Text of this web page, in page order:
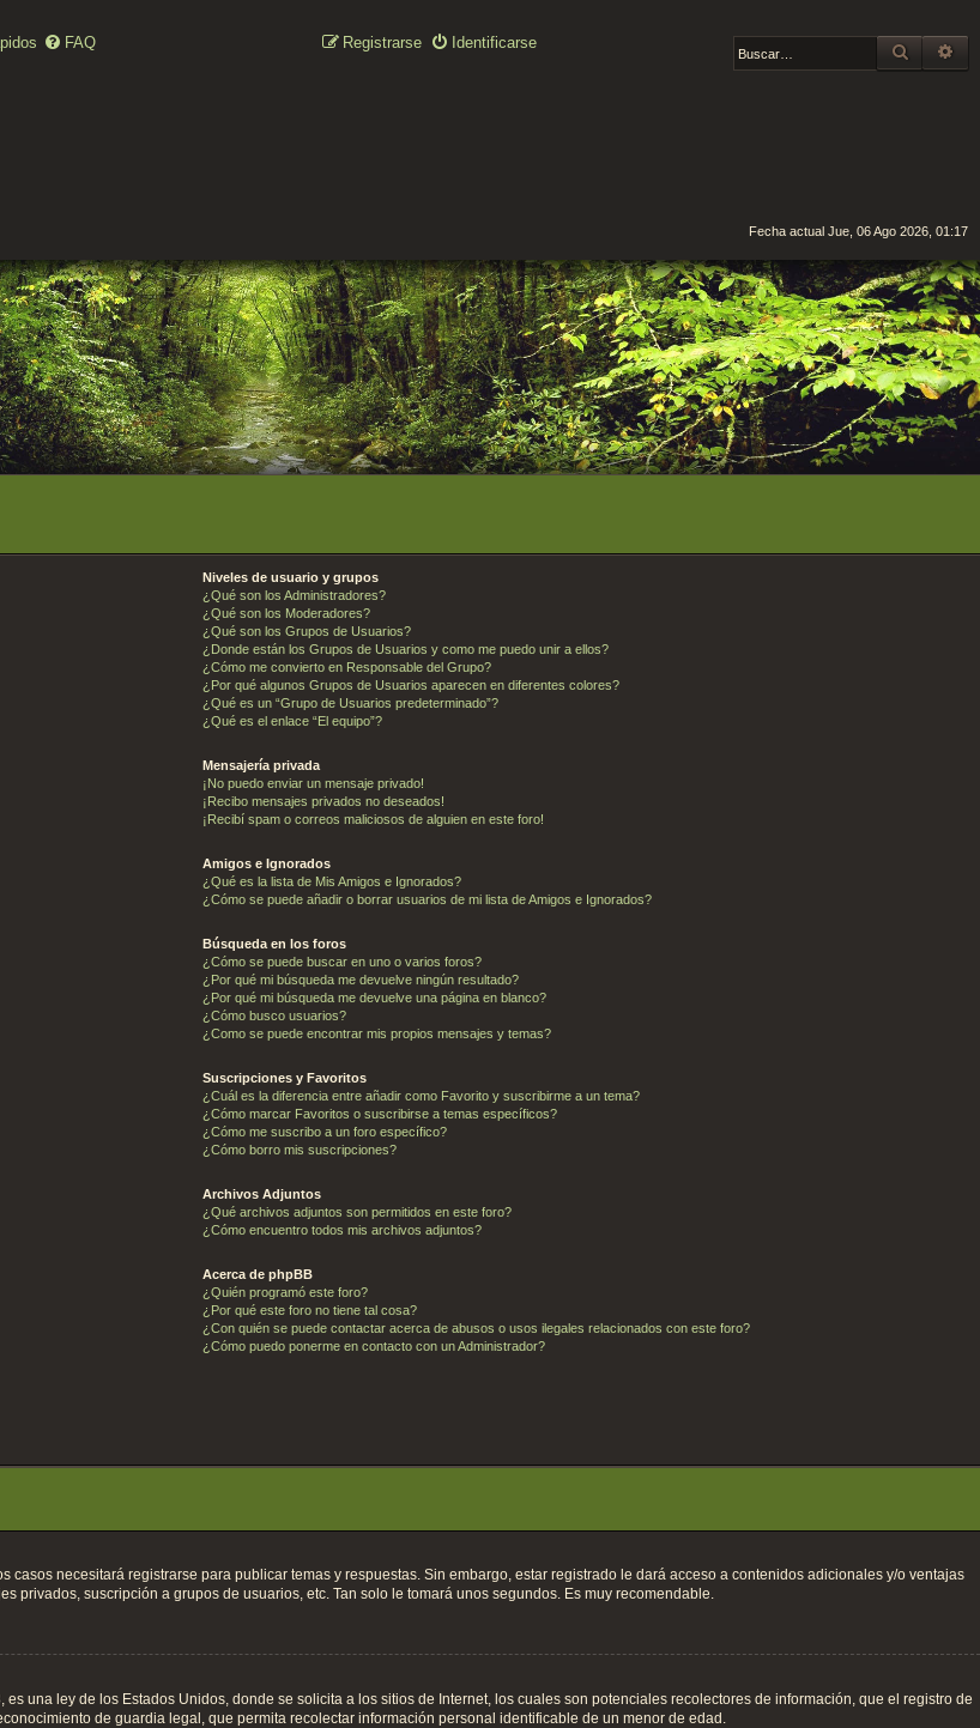
FAQ Identificarse
Registrarse BUSCAR
Fecha actual Jue, 06 Ago 2026, 01:17
Niveles de usuario y grupos
¿Qué son los Administradores?
¿Qué son los Moderadores?
¿Qué son los Grupos de Usuarios?
¿Donde están los Grupos de Usuarios y como me puedo unir a ellos?
¿Cómo me convierto en Responsable del Grupo?
¿Por qué algunos Grupos de Usuarios aparecen en diferentes colores?
¿Qué es un “Grupo de Usuarios predeterminado”?
¿Qué es el enlace “El equipo”?
Mensajería privada
¡No puedo enviar un mensaje privado!
¡Recibo mensajes privados no deseados!
¡Recibí spam o correos maliciosos de alguien en este foro!
Amigos e Ignorados
¿Qué es la lista de Mis Amigos e Ignorados?
¿Cómo se puede añadir o borrar usuarios de mi lista de Amigos e Ignorados?
Búsqueda en los foros
¿Cómo se puede buscar en uno o varios foros?
¿Por qué mi búsqueda me devuelve ningún resultado?
¿Por qué mi búsqueda me devuelve una página en blanco?
¿Cómo busco usuarios?
¿Como se puede encontrar mis propios mensajes y temas?
Suscripciones y Favoritos
¿Cuál es la diferencia entre añadir como Favorito y suscribirme a un tema?
¿Cómo marcar Favoritos o suscribirse a temas específicos?
¿Cómo me suscribo a un foro específico?
¿Cómo borro mis suscripciones?
Archivos Adjuntos
¿Qué archivos adjuntos son permitidos en este foro?
¿Cómo encuentro todos mis archivos adjuntos?
Acerca de phpBB
¿Quién programó este foro?
¿Por qué este foro no tiene tal cosa?
¿Con quién se puede contactar acerca de abusos o usos ilegales relacionados con este foro?
¿Cómo puedo ponerme en contacto con un Administrador?
necesitará registrarse para publicar temas y respuestas. Sin embargo, estar registrado le dará acceso a contenidos adicionales y/o ventajas
suscripción a grupos de usuarios, etc. Tan solo le tomará unos segundos. Es muy recomendable.
una ley de los Estados Unidos, donde se solicita a los sitios de Internet, los cuales son potenciales recolectores de información, que el registro de
de guardia legal, que permita recolectar información personal identificable de un menor de edad.